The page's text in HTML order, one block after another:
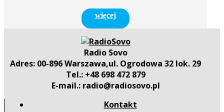
więcej
Radio Sovo
Adres: 00-896 Warszawa,ul. Ogrodowa 32 lok. 29
Tel.: +48 698 472 879
E-mail.: radio@radiosovo.pl
Kontakt